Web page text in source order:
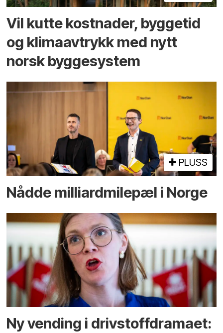
Vil kutte kostnader, byggetid
og klima­avtrykk med nytt
norsk bygge­system
PLUSS
Nådde milliard­­milepæl i Norge
Ny vending i drivstoffdramaet: